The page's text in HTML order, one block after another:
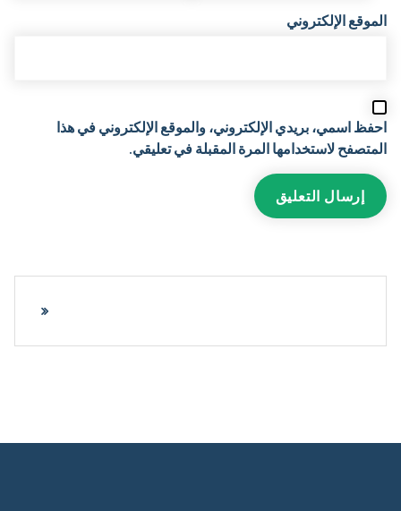
الموقع الإلكتروني
احفظ اسمي، بريدي الإلكتروني، والموقع الإلكتروني في هذا
المتصفح لاستخدامها المرة المقبلة في تعليقي.